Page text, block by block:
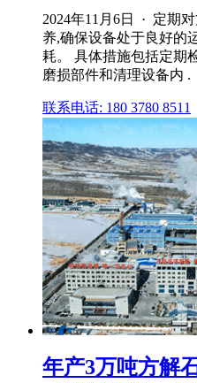
2024年11月6日 · 定期
养,确保设备处于良好的
耗。 具体措施包括定期
磨损部件和清理设备内 .
联系电话: 180 3780 8511
年产3万吨方解